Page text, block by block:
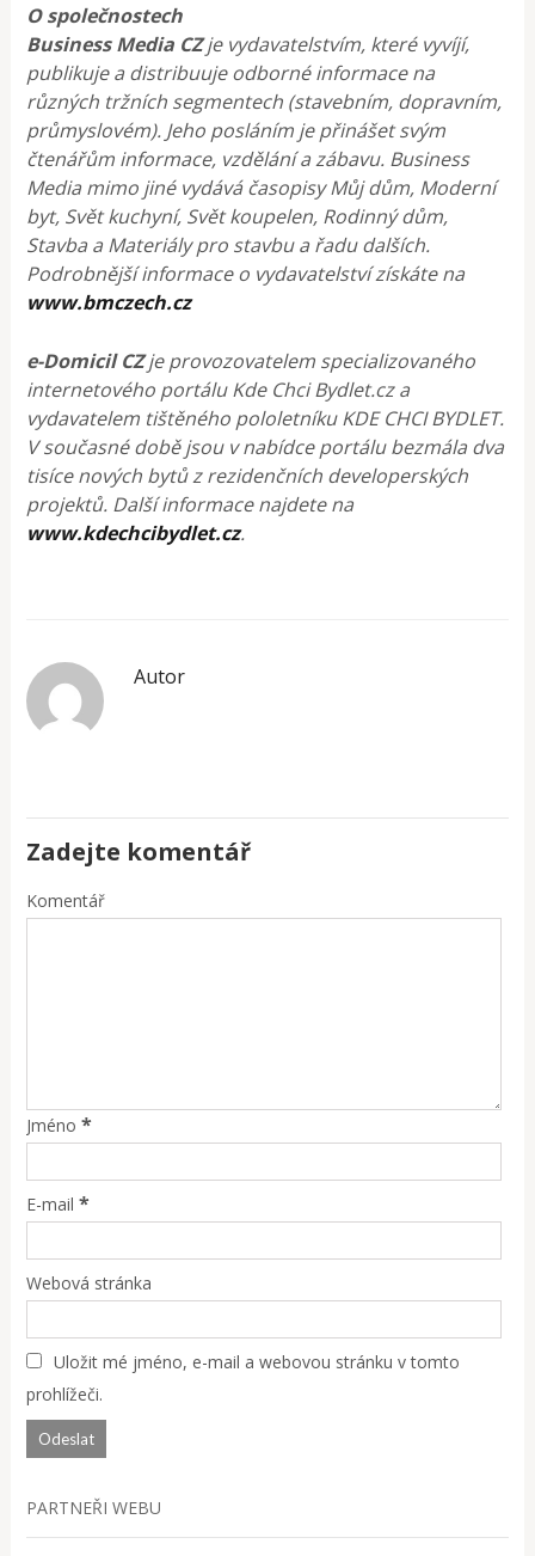
O společnostech
Business Media CZje vydavatelstvím, které vyvíjí,
publikuje a distribuuje odborné informace na
různých tržních segmentech (stavebním, dopravním,
průmyslovém). Jeho posláním je přinášet svým
čtenářům informace, vzdělání a zábavu. Business
Media mimo jiné vydává časopisy Můj dům, Moderní
byt, Svět kuchyní, Svět koupelen, Rodinný dům,
Stavba a Materiály pro stavbu a řadu dalších.
Podrobnější informace o vydavatelství získáte na
www.bmczech.cz
e-Domicil CZje provozovatelem specializovaného
internetového portálu Kde Chci Bydlet.cz a
vydavatelem tištěného pololetníku KDE CHCI BYDLET.
V současné době jsou v nabídce portálu bezmála dva
tisíce nových bytů z rezidenčních developerských
projektů. Další informace najdete na
www.kdechcibydlet.cz.
Autor
Zadejte komentář
Komentář
Jméno *
E-mail *
Webová stránka
Uložit mé jméno, e-mail a webovou stránku v tomto
prohlížeči.
PARTNEŘI WEBU